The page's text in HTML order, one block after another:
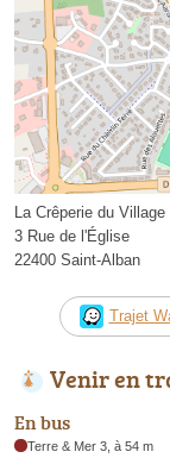
La Crêperie du Village
3 Rue de l'Église
22400 Saint-Alban
Trajet
Venir en
En bus
Terre & Mer 3, à 54 m